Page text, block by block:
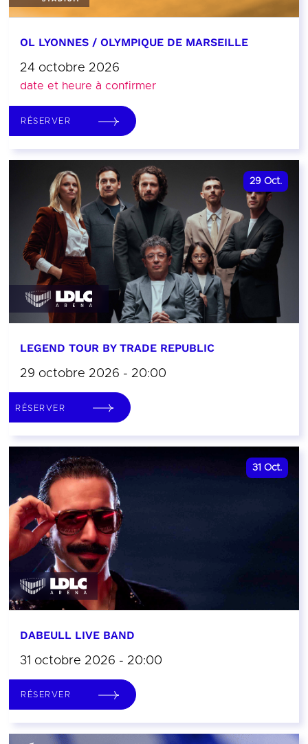
OL LYONNES / OLYMPIQUE DE MARSEILLE
24 octobre 2026
date et heure à confirmer
RÉSERVER
29 Oct.
LEGEND TOUR BY TRADE REPUBLIC
29 octobre 2026 - 20:00
RÉSERVER
31 Oct.
DABEULL LIVE BAND
31 octobre 2026 - 20:00
RÉSERVER